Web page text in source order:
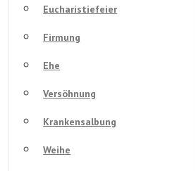
Eucharistiefeier
Firmung
Ehe
Versöhnung
Krankensalbung
Weihe